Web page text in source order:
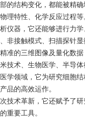
的结构变化，都能被精
理特性、化学反应过程等
器，它还能够进行力学
非接触模式、扫描探针
的三维图像及量化数据
术、生物医学、半导体
学领域，它为研究细胞
品的高效运作。
术革新，它还赋予了研
重要工具。